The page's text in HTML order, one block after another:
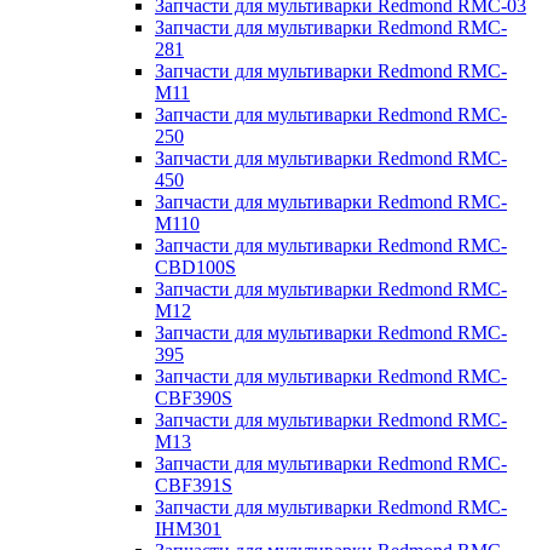
Запчасти для мультиварки Redmond RMC-03
Запчасти для мультиварки Redmond RMC-
281
Запчасти для мультиварки Redmond RMC-
M11
Запчасти для мультиварки Redmond RMC-
250
Запчасти для мультиварки Redmond RMC-
450
Запчасти для мультиварки Redmond RMC-
M110
Запчасти для мультиварки Redmond RMC-
CBD100S
Запчасти для мультиварки Redmond RMC-
M12
Запчасти для мультиварки Redmond RMC-
395
Запчасти для мультиварки Redmond RMC-
CBF390S
Запчасти для мультиварки Redmond RMC-
M13
Запчасти для мультиварки Redmond RMC-
CBF391S
Запчасти для мультиварки Redmond RMC-
IHM301